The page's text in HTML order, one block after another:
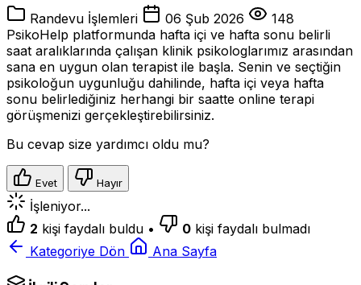
Randevu İşlemleri 06 Şub 2026
148
PsikoHelp platformunda hafta içi ve hafta sonu belirli
saat aralıklarında çalışan klinik psikologlarımız arasından
sana en uygun olan terapist ile başla. Senin ve seçtiğin
psikoloğun uygunluğu dahilinde, hafta içi veya hafta
sonu belirlediğiniz herhangi bir saatte online terapi
görüşmenizi gerçekleştirebilirsiniz.
Bu cevap size yardımcı oldu mu?
Evet Hayır
İşleniyor...
2 kişi faydalı buldu • 0 kişi faydalı bulmadı
Kategoriye Dön
Ana Sayfa